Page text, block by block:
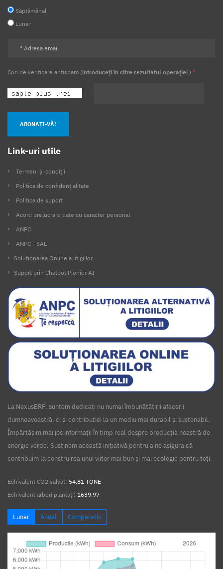
Săptămânal
Lunar
Cod de verificare antispam (introduceți în cifre rezultatul operației ) *
=
ABONAȚI-VĂ!
Link-uri utile
Termeni și condiții
Politica de confidențialitate
Politica de suport
Acord prelucrare date cu caracter personal
ANPC
ANPC - SAL
Soluționarea Online a litigiilor
Suport prin Chatbot Pionier AI
La NexusERP, suntem dedicați nu numai îmbunătățirii afacerii
dumneavoastră, ci și contribuției la un mediu mai durabil și sustenabil.
Împărtășim mai jos informații în timp real despre producția noastră de
energie verde. Susținem această inițiativă pentru a ne asigura că
contribuim la construirea unui viitor mai bun și mai ecologic pentru toți.
Echivalent CO2 salvat: 54.81 TONE
Echivalent arbori plantați: 1639.97
Lunar Anual Comparativ